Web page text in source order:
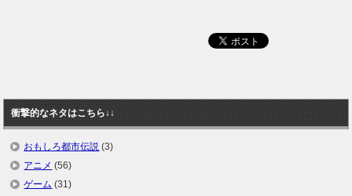
衝撃的なネタはこちら↓↓
おもしろ都市伝説 (3)
アニメ (56)
ゲーム (31)